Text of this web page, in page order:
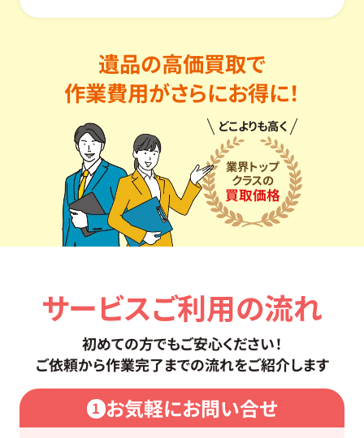
遺品の高価買取で
作業費用がさらにお得に！
どこよりも高く
業界トップ
クラスの
買取価格
サービスご利用の流れ
初めての方でもご安心ください！
ご依頼から作業完了までの流れをご紹介します
1 お気軽にお問い合せ